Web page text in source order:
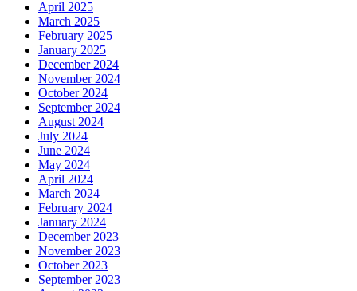
April 2025
March 2025
February 2025
January 2025
December 2024
November 2024
October 2024
September 2024
August 2024
July 2024
June 2024
May 2024
April 2024
March 2024
February 2024
January 2024
December 2023
November 2023
October 2023
September 2023